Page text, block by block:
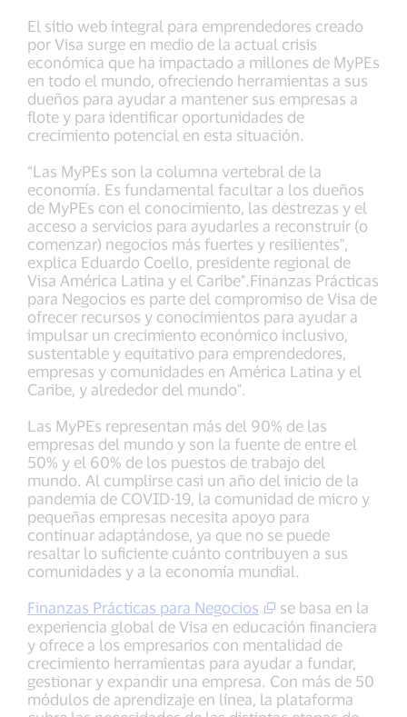
El sitio web integral para emprendedores creado
por Visa surge en medio de la actual crisis
económica que ha impactado a millones de MyPEs
en todo el mundo, ofreciendo herramientas a sus
dueños para ayudar a mantener sus empresas a
flote y para identificar oportunidades de
crecimiento potencial en esta situación.
“Las MyPEs son la columna vertebral de la
economía. Es fundamental facultar a los dueños
de MyPEs con el conocimiento, las destrezas y el
acceso a servicios para ayudarles a reconstruir (o
comenzar) negocios más fuertes y resilientes",
explica Eduardo Coello, presidente regional de
Visa América Latina y el Caribe".Finanzas Prácticas
para Negocios es parte del compromiso de Visa de
ofrecer recursos y conocimientos para ayudar a
impulsar un crecimiento económico inclusivo,
sustentable y equitativo para emprendedores,
empresas y comunidades en América Latina y el
Caribe, y alrededor del mundo".
Las MyPEs representan más del 90% de las
empresas del mundo y son la fuente de entre el
50% y el 60% de los puestos de trabajo del
mundo. Al cumplirse casi un año del inicio de la
pandemia de COVID-19, la comunidad de micro y
pequeñas empresas necesita apoyo para
continuar adaptándose, ya que no se puede
resaltar lo suficiente cuánto contribuyen a sus
comunidades y a la economía mundial.
Finanzas Prácticas para Negocios
se basa en la
experiencia global de Visa en educación financiera
y ofrece a los empresarios con mentalidad de
crecimiento herramientas para ayudar a fundar,
gestionar y expandir una empresa. Con más de 50
módulos de aprendizaje en línea, la plataforma